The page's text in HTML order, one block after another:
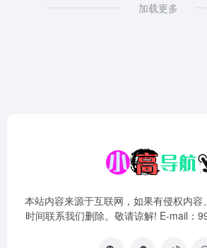
加载更多
本站内容来源于互联网，如果有侵权内
时间联系我们删除。敬请谅解! E-mail：